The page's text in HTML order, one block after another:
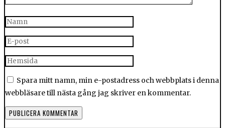
Spara mitt namn, min e-postadress och webbplats i denna
webbläsare till nästa gång jag skriver en kommentar.